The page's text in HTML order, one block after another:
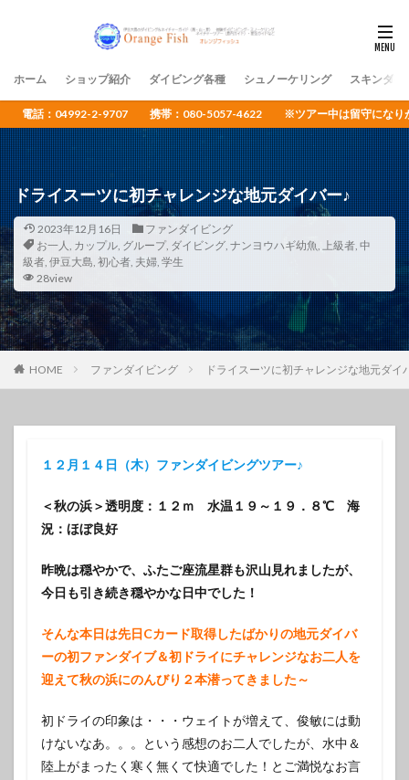
ホーム ショップ紹介 ダイビング各種 シュノーケリング スキンダイ
電話：04992-2-9707 携帯：080-5057-4622 ※ツアー中は留守になりがち
ドライスーツに初チャレンジな地元ダイバー♪
2023年12月16日
ファンダイビング
お一人, カップル, グループ, ダイビング, ナンヨウハギ幼魚, 上級者, 中
級者, 伊豆大島, 初心者, 夫婦, 学生
28view
HOME ファンダイビング ドライスーツに初チャレンジな地元ダイ
１２月１４日（木）ファンダイビングツアー♪
＜秋の浜＞透明度：１２ｍ 水温１９～１９．８℃ 海
況：ほぼ良好
昨晩は穏やかで、ふたご座流星群も沢山見れましたが、
今日も引き続き穏やかな日中でした！
そんな本日は先日Cカード取得したばかりの地元ダイバ
ーの初ファンダイブ＆初ドライにチャレンジなお二人を
迎えて秋の浜にのんびり２本潜ってきました～
初ドライの印象は・・・ウェイトが増えて、俊敏には動
けないなあ。。。という感想のお二人でしたが、水中＆
陸上がまったく寒く無くて快適でした！とご満悦なお言